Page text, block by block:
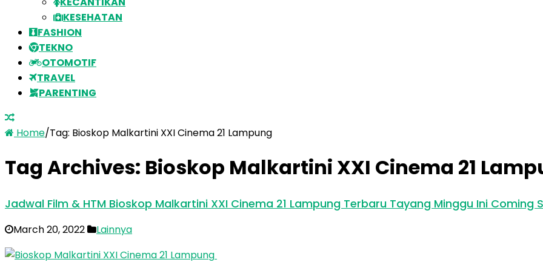
KESEHATAN
FASHION
TEKNO
OTOMOTIF
TRAVEL
PARENTING
Home/Tag: Bioskop Malkartini XXI Cinema 21 Lampung
Tag Archives: Bioskop Malkartini XXI Cinema 21
Jadwal Film & HTM Bioskop Malkartini XXI Cinema 21 Lampung Terbaru Tayang Minggu Ini Coming
March 20, 2022 Lainnya